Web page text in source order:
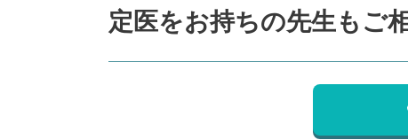
定医をお持ちの先生もご